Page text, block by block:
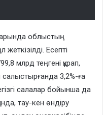
облыстың
Есепті
млрд теңгені құрап,
3,2%-ға
салалар бойынша да
тау-кен өндіру